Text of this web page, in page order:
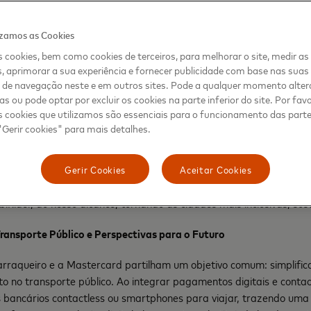
e a UbiRider já introduziu com sucesso pagamentos
Ilha Terceira. A abordagem inovadora da UbiRider na
sua estratégia única de disponibilizar tecnologia de última
cidades.
é uma prioridade para garantir que as pessoas que
ao transporte público coletivo,” disse Maria Antónia
“É bom ver os Açores a fazerem esta importante atualização e
nos espaços urbanos, ajudando os utilizadores a não
de transporte. A mobilidade urbana é o coração de uma
ao nosso alcance, tornando as cidades mais inclusivas,
Público e Perspectivas para o Futuro
e a Mastercard partilham um objetivo comum:
no transporte público. Ao integrar pagamentos digitais e
contactless ou smartphones para viajar, trazendo uma
as Cookies
cookies, bem como cookies de terceiros, para melhorar o site, medir
aprimorar a sua experiência e fornecer publicidade com base nas
de navegação neste e em outros sites. Pode a qualquer momento
ou pode optar por excluir os cookies na parte inferior do site. Por
cookies que utilizamos são essenciais para o funcionamento das
cookies" para mais detalhes.
Aceitar Cookies
Gerir Cookies